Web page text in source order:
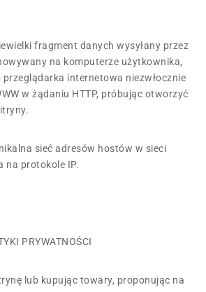
fragment danych wysyłany przez
na komputerze użytkownika,
przeglądarka internetowa niezwłocznie
w żądaniu HTTP, próbując otworzyć
sieć adresów hostów w sieci
na protokole IP.
PRYWATNOŚCI
lub kupując towary, proponując na